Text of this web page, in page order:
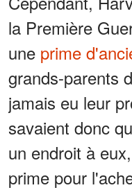
la Première
une prime
grands-parents
jamais eu leur
savaient donc
un endroit à
prime pour